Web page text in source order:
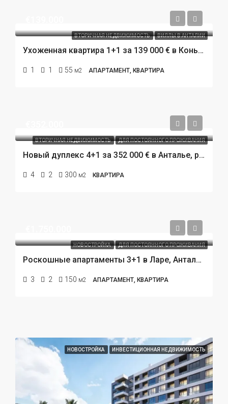
ВТОРИЧНАЯ НЕДВИЖИМОСТЬ ВИЛЛЫ В АНТАЛИИ
Ухоженная квартира 1+1 за 139 000 € в Коньяалты, Анталья. Престижная резиденция у пляжа.
1 1 55 м2 АПАРТАМЕНТ, КВАРТИРА
ВТОРИЧНАЯ НЕДВИЖИМОСТЬ ДЛЯ ПОСТОЯННОГО ПРОЖИВАНИЯ
Новый дуплекс 4+1 за 352 000 € в Анталье, район Коньяалты. 800 метров до пляжа.
4 2 300 м2 КВАРТИРА
НОВОСТРОЙКА ДЛЯ ПОСТОЯННОГО ПРОЖИВАНИЯ
Роскошные апартаменты 3+1 в Ларе, Анталья: жизнь на берегу моря в формате 5‑звёздочного отеля
3 2 150 м2 АПАРТАМЕНТ, КВАРТИРА
НОВОСТРОЙКА ИНВЕСТИЦИОННАЯ НЕДВИЖИМОСТЬ